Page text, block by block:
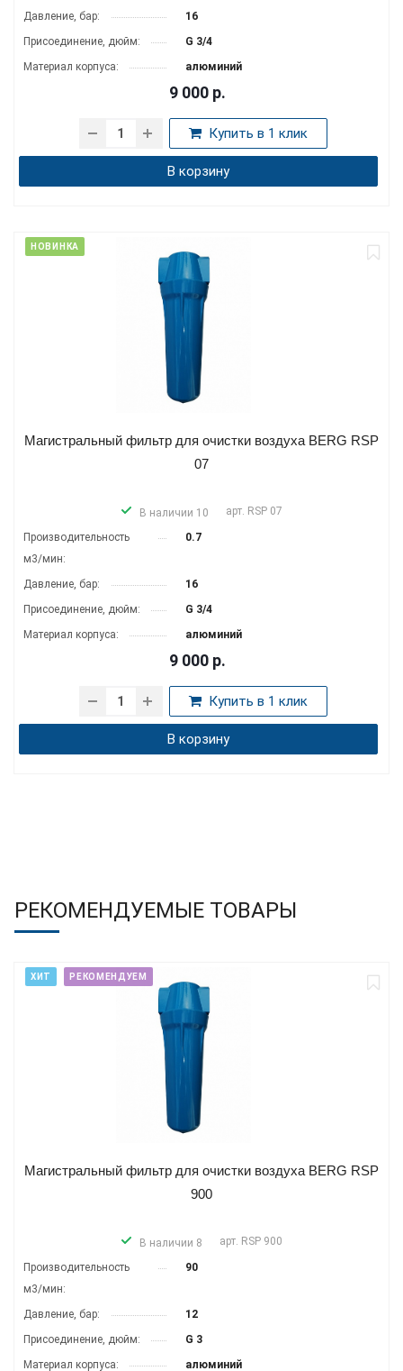
Давление, бар:
16
Присоединение, дюйм:
G 3/4
Материал корпуса:
алюминий
9 000 р.
Купить в 1 клик
В корзину
НОВИНКА
Магистральный фильтр для очистки воздуха BERG RSP
07
В наличии 10 арт. RSP 07
Производитель­ность
м3/мин:
0.7
Давление, бар:
16
Присоединение, дюйм:
G 3/4
Материал корпуса:
алюминий
9 000 р.
Купить в 1 клик
В корзину
РЕКОМЕНДУЕМЫЕ ТОВАРЫ
ХИТ РЕКОМЕНДУЕМ
Магистральный фильтр для очистки воздуха BERG RSP
900
В наличии 8 арт. RSP 900
Производитель­ность
м3/мин:
90
Давление, бар:
12
Присоединение, дюйм:
G 3
Материал корпуса:
алюминий